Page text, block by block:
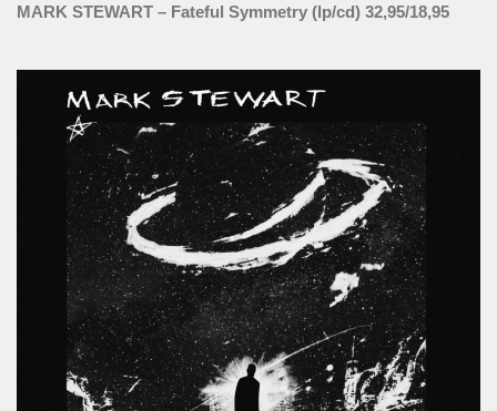
MARK STEWART – Fateful Symmetry (lp/cd) 32,95/18,95